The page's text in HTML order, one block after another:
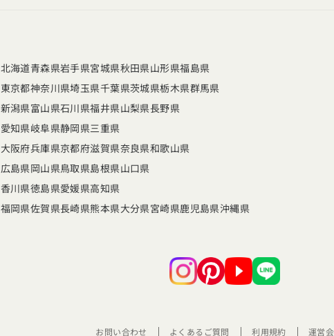
北海道青森県岩手県宮城県秋田県山形県福島県
東京都神奈川県埼玉県千葉県茨城県栃木県群馬県
新潟県富山県石川県福井県山梨県長野県
愛知県岐阜県静岡県三重県
大阪府兵庫県京都府滋賀県奈良県和歌山県
広島県岡山県鳥取県島根県山口県
香川県徳島県愛媛県高知県
福岡県佐賀県長崎県熊本県大分県宮崎県鹿児島県沖縄県
お問い合わせ よくあるご質問 利用規約 運営